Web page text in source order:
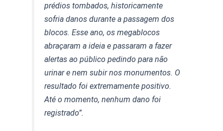
prédios tombados, historicamente
sofria danos durante a passagem dos
blocos. Esse ano, os megablocos
abraçaram a ideia e passaram a fazer
alertas ao público pedindo para não
urinar e nem subir nos monumentos. O
resultado foi extremamente positivo.
Até o momento, nenhum dano foi
registrado”.